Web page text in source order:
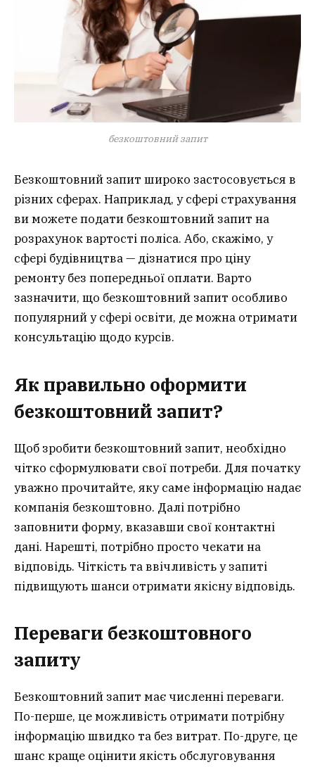
безкоштовний запит
Безкоштовний запит широко застосовується в
різних сферах. Наприклад, у сфері страхування
ви можете подати безкоштовний запит на
розрахунок вартості поліса. Або, скажімо, у
сфері будівництва — дізнатися про ціну
ремонту без попередньої оплати. Варто
зазначити, що безкоштовний запит особливо
популярний у сфері освіти, де можна отримати
консультацію щодо курсів.
Як правильно оформити
безкоштовний запит?
Щоб зробити безкоштовний запит, необхідно
чітко сформулювати свої потреби. Для початку
уважно прочитайте, яку саме інформацію надає
компанія безкоштовно. Далі потрібно
заповнити форму, вказавши свої контактні
дані. Нарешті, потрібно просто чекати на
відповідь. Чіткість та ввічливість у запиті
підвищують шанси отримати якісну відповідь.
Переваги безкоштовного
запиту
Безкоштовний запит має численні переваги.
По-перше, це можливість отримати потрібну
інформацію швидко та без витрат. По-друге, це
шанс краще оцінити якість обслуговування